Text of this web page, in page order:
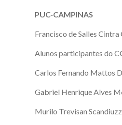
PUC-CAMPINAS
Francisco de Salles Cintra
Alunos participantes do
Carlos Fernando Mattos
Gabriel Henrique Alves
Murilo Trevisan